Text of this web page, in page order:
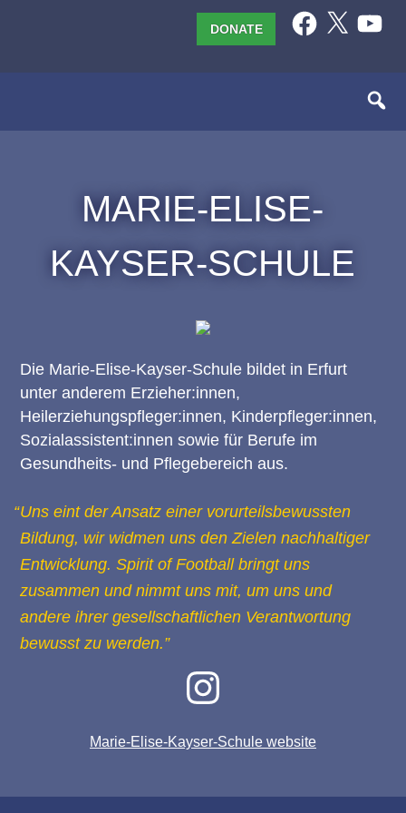
Facebook
X
DONATE
MARIE-ELISE-
KAYSER-SCHULE
Die Marie-Elise-Kayser-Schule bildet in Erfurt
unter anderem Erzieher:innen,
Heilerziehungspfleger:innen, Kinderpfleger:innen,
Sozialassistent:innen sowie für Berufe im
Gesundheits- und Pflegebereich aus.
Uns eint der Ansatz einer vorurteilsbewussten
Bildung, wir widmen uns den Zielen nachhaltiger
Entwicklung. Spirit of Football bringt uns
zusammen und nimmt uns mit, um uns und
andere ihrer gesellschaftlichen Verantwortung
bewusst zu werden.
Instagram
Marie-Elise-Kayser-Schule website